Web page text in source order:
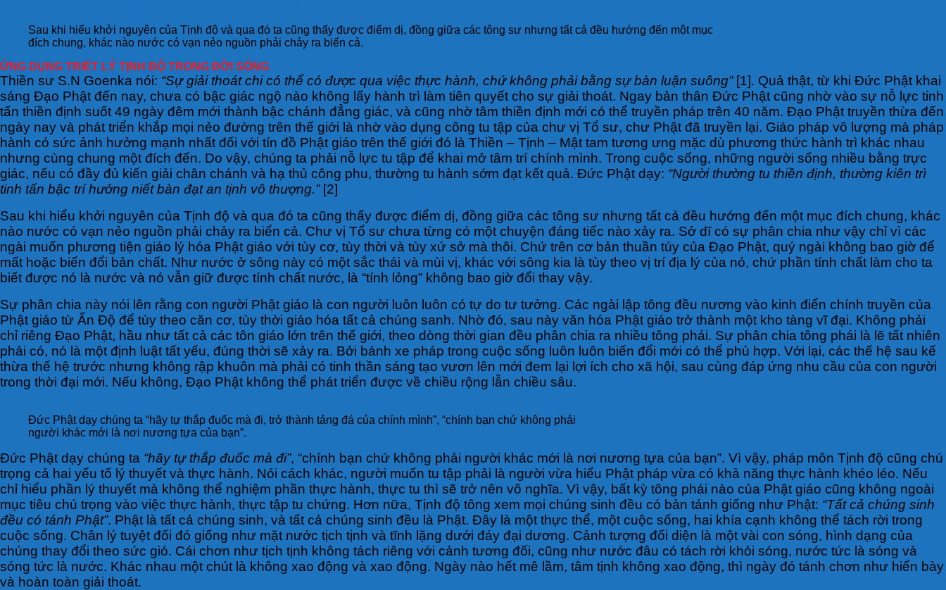
Sau khi hiểu khởi nguyên của Tịnh độ và qua đó ta cũng thấy được điểm dị, đồng giữa các tông sư nhưng tất cả đều hướng đến một mục
đích chung, khác nào nước có vạn nẻo nguồn phải chảy ra biển cả.
ỨNG DỤNG TRIẾT LÝ TỊNH ĐỘ TRONG ĐỜI SỐNG
Thiền sư S.N Goenka nói: “Sự giải thoát chi có thể có được qua việc thực hành, chứ không phải bằng sự bàn luận suông”[1]. Quả thật, từ khi Đức Phật khai
sáng Đạo Phật đến nay, chưa có bậc giác ngộ nào không lấy hành trì làm tiên quyết cho sự giải thoát. Ngay bản thân Đức Phật cũng nhờ vào sự nỗ lực tinh
tấn thiền định suốt 49 ngày đêm mới thành bậc chánh đẳng giác, và cũng nhờ tâm thiền định mới có thể truyền pháp trên 40 năm. Đạo Phật truyền thừa đến
ngày nay và phát triển khắp mọi nẻo đường trên thế giới là nhờ vào dụng công tu tập của chư vị Tổ sư, chư Phật đã truyền lại. Giáo pháp vô lượng mà pháp
hành có sức ảnh hưởng mạnh nhất đối với tín đồ Phật giáo trên thế giới đó là Thiền – Tịnh – Mật tam tương ưng mặc dù phương thức hành trì khác nhau
nhưng cùng chung một đích đến. Do vậy, chúng ta phải nỗ lực tu tập để khai mở tâm trí chính mình. Trong cuộc sống, những người sống nhiều bằng trực
giác, nếu có đầy đủ kiến giải chân chánh và hạ thủ công phu, thường tu hành sớm đạt kết quả. Đức Phật dạy: “Người thường tu thiền định, thường kiên trì
tinh tấn bậc trí hưởng niết bàn đạt an tịnh vô thượng.”[2]
Sau khi hiểu khởi nguyên của Tịnh độ và qua đó ta cũng thấy được điểm dị, đồng giữa các tông sư nhưng tất cả đều hướng đến một mục đích chung, khác
nào nước có vạn nẻo nguồn phải chảy ra biển cả. Chư vị Tổ sư chưa từng có một chuyện đáng tiếc nào xảy ra. Sở dĩ có sự phân chia như vậy chỉ vì các
ngài muốn phương tiện giáo lý hóa Phật giáo với tùy cơ, tùy thời và tùy xứ sở mà thôi. Chứ trên cơ bản thuần túy của Đạo Phật, quý ngài không bao giờ để
mất hoặc biến đổi bản chất. Như nước ở sông này có một sắc thái và mùi vị, khác với sông kia là tùy theo vị trí địa lý của nó, chứ phần tính chất làm cho ta
biết được nó là nước và nó vẫn giữ được tính chất nước, là “tính lỏng” không bao giờ đổi thay vậy.
Sự phân chia này nói lên rằng con người Phật giáo là con người luôn luôn có tự do tư tưởng. Các ngài lập tông đều nương vào kinh điển chính truyền của
Phật giáo từ Ấn Độ để tùy theo căn cơ, tùy thời giáo hóa tất cả chúng sanh. Nhờ đó, sau này văn hóa Phật giáo trở thành một kho tàng vĩ đại. Không phải
chỉ riêng Đạo Phật, hầu như tất cả các tôn giáo lớn trên thế giới, theo dòng thời gian đều phân chia ra nhiều tông phái. Sự phân chia tông phái là lẽ tất nhiên
phải có, nó là một định luật tất yếu, đúng thời sẽ xảy ra. Bởi bánh xe pháp trong cuộc sống luôn luôn biến đổi mới có thể phù hợp. Với lại, các thế hệ sau kế
thừa thế hệ trước nhưng không rập khuôn mà phải có tinh thần sáng tạo vươn lên mới đem lại lợi ích cho xã hội, sau cùng đáp ứng nhu cầu của con người
trong thời đại mới. Nếu không, Đạo Phật không thể phát triển được về chiều rộng lẫn chiều sâu.
Đức Phật dạy chúng ta “hãy tự thắp đuốc mà đi, trở thành tảng đá của chính mình”, “chính bạn chứ không phải
người khác mới là nơi nương tựa của bạn”.
Đức Phật dạy chúng ta “hãy tự thắp đuốc mà đi”, “chính bạn chứ không phải người khác mới là nơi nương tựa của bạn”. Vì vậy, pháp môn Tịnh độ cũng chú
trọng cả hai yếu tố lý thuyết và thực hành. Nói cách khác, người muốn tu tập phải là người vừa hiểu Phật pháp vừa có khả năng thực hành khéo léo. Nếu
chỉ hiểu phần lý thuyết mà không thể nghiệm phần thực hành, thực tu thì sẽ trở nên vô nghĩa. Vì vậy, bất kỳ tông phái nào của Phật giáo cũng không ngoài
mục tiêu chú trọng vào việc thực hành, thực tập tu chứng. Hơn nữa, Tịnh độ tông xem mọi chúng sinh đều có bản tánh giống như Phật: “Tất cả chúng sinh
đều có tánh Phật”. Phật là tất cả chúng sinh, và tất cả chúng sinh đều là Phật. Đây là một thực thể, một cuộc sống, hai khía cạnh không thể tách rời trong
cuộc sống. Chân lý tuyệt đối đó giống như mặt nước tịch tịnh và tĩnh lặng dưới đáy đại dương. Cảnh tượng đối diện là một vài con sóng, hình dạng của
chúng thay đổi theo sức gió. Cái chơn như tịch tịnh không tách riêng với cảnh tương đối, cũng như nước đâu có tách rời khỏi sóng, nước tức là sóng và
sóng tức là nước. Khác nhau một chút là không xao động và xao động. Ngày nào hết mê lầm, tâm tịnh không xao động, thì ngày đó tánh chơn như hiển bày
và hoàn toàn giải thoát.